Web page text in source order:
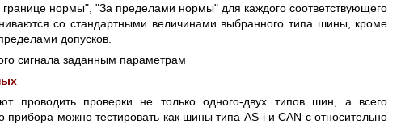
нормы", "За пределами нормы" для каждого соответствующего
со стандартными величинами выбранного типа шины, кроме
допусков.
сигнала заданным параметрам
проводить проверки не только одного-двух типов шин, а всего
можно тестировать как шины типа AS-i и CAN с относительно